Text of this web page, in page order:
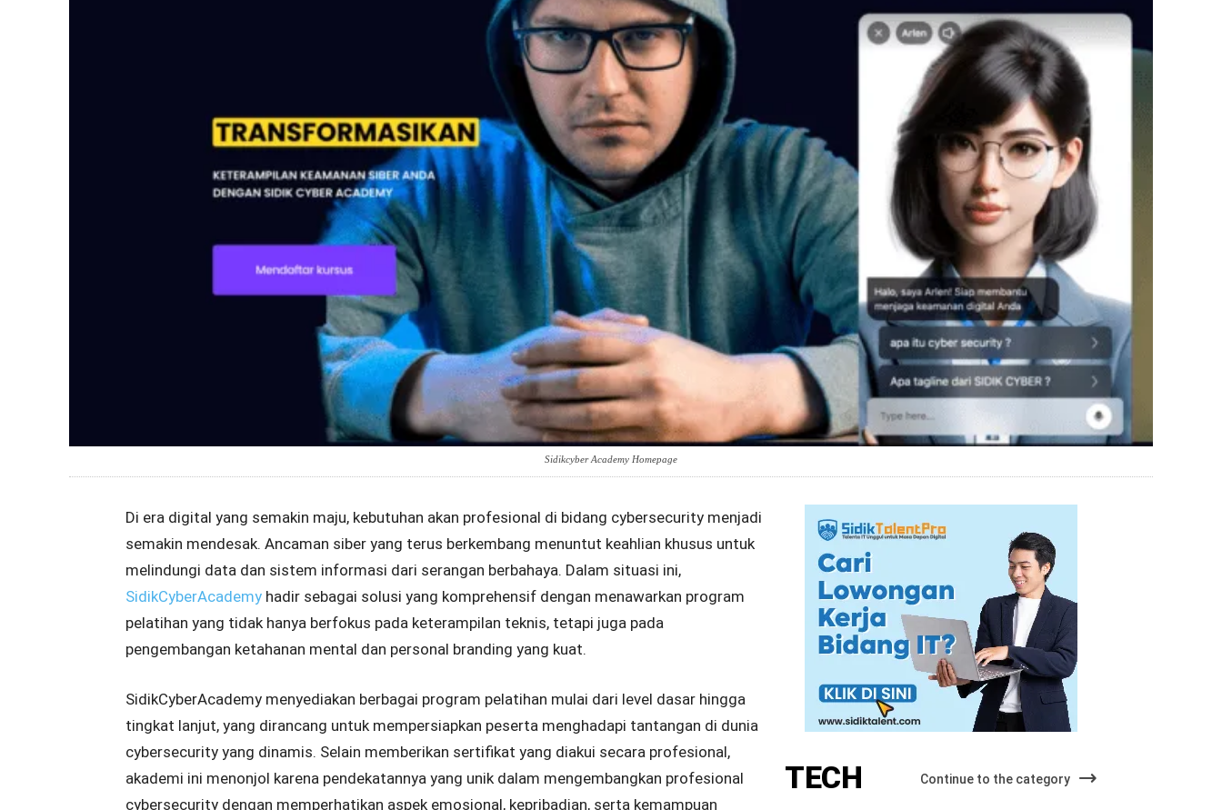
Sidikcyber Academy Homepage
Di era digital yang semakin maju, kebutuhan akan profesional di bidang cybersecurity menjadi
semakin mendesak. Ancaman siber yang terus berkembang menuntut keahlian khusus untuk
melindungi data dan sistem informasi dari serangan berbahaya. Dalam situasi ini,
SidikCyberAcademy hadir sebagai solusi yang komprehensif dengan menawarkan program
pelatihan yang tidak hanya berfokus pada keterampilan teknis, tetapi juga pada
pengembangan ketahanan mental dan personal branding yang kuat.
SidikCyberAcademy menyediakan berbagai program pelatihan mulai dari level dasar hingga
tingkat lanjut, yang dirancang untuk mempersiapkan peserta menghadapi tantangan di dunia
cybersecurity yang dinamis. Selain memberikan sertifikat yang diakui secara profesional,
akademi ini menonjol karena pendekatannya yang unik dalam mengembangkan profesional
cybersecurity dengan memperhatikan aspek emosional, kepribadian, serta kemampuan
TECH Continue to the category